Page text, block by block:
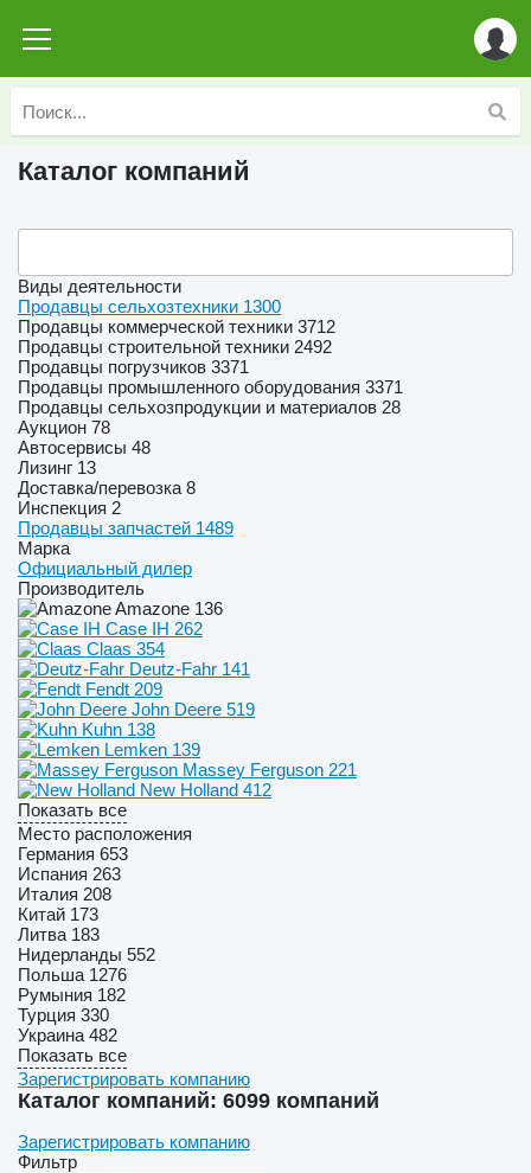
Каталог компаний
Виды деятельности
Продавцы сельхозтехники 1300
Продавцы коммерческой техники 3712
Продавцы строительной техники 2492
Продавцы погрузчиков 3371
Продавцы промышленного оборудования 3371
Продавцы сельхозпродукции и материалов 28
Аукцион 78
Автосервисы 48
Лизинг 13
Доставка/перевозка 8
Инспекция 2
Продавцы запчастей 1489
Марка
Официальный дилер
Производитель
Amazone 136
Case IH 262
Claas 354
Deutz-Fahr 141
Fendt 209
John Deere 519
Kuhn 138
Lemken 139
Massey Ferguson 221
New Holland 412
Показать все
Место расположения
Германия 653
Испания 263
Италия 208
Китай 173
Литва 183
Нидерланды 552
Польша 1276
Румыния 182
Турция 330
Украина 482
Показать все
Зарегистрировать компанию
Каталог компаний: 6099 компаний
Зарегистрировать компанию
Фильтр